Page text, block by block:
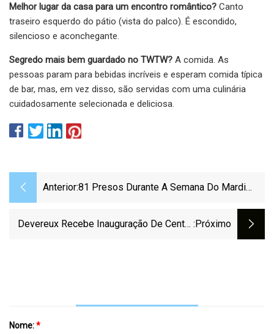
Melhor lugar da casa para um encontro romântico? Canto
traseiro esquerdo do pátio (vista do palco). É escondido,
silencioso e aconchegante.
Segredo mais bem guardado no TWTW? A comida. As
pessoas param para bebidas incríveis e esperam comida típica
de bar, mas, em vez disso, são servidas com uma culinária
cuidadosamente selecionada e deliciosa.
Anterior:81 Presos Durante A Semana Do Mardi
Bowie
Devereux Recebe Inauguração De Centro :próximo
Nome:*